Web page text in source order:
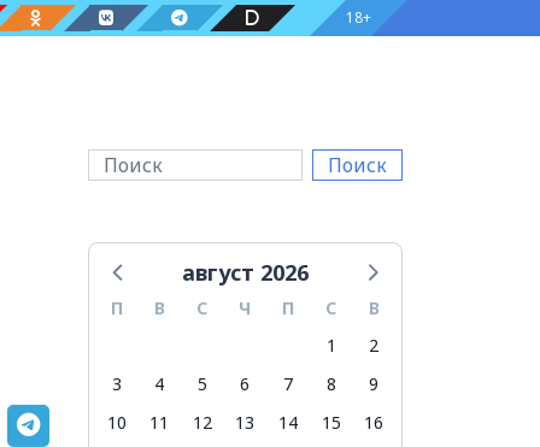
18+
Поиск
август 2026
П В С Ч П С
В
1
2
3
4 5 6 7 8
9
10
11 12 13 14 15
16